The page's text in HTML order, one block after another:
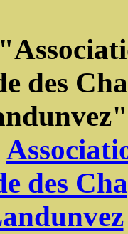
des
des